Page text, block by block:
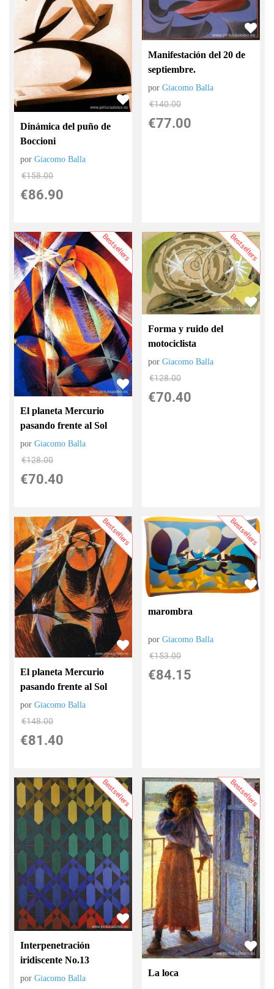
Dinámica del puño de
Boccioni
porGiacomo Balla
€158.00
€86.90
Manifestación del 20 de
septiembre.
porGiacomo Balla
€140.00
€77.00
Bestsellers
El planeta Mercurio
pasando frente al Sol
porGiacomo Balla
€128.00
€70.40
Bestsellers
Forma y ruido del
motociclista
porGiacomo Balla
€128.00
€70.40
Bestsellers
El planeta Mercurio
pasando frente al Sol
porGiacomo Balla
€148.00
€81.40
Bestsellers
marombra
porGiacomo Balla
€153.00
€84.15
Bestsellers
Interpenetración
iridiscente No.13
porGiacomo Balla
Bestsellers
La loca